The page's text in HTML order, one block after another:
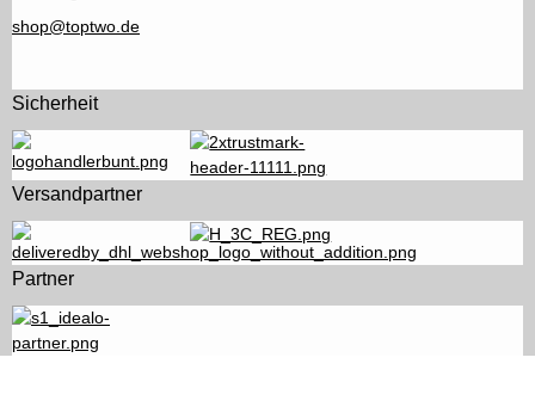
shop@toptwo.de
Sicherheit
Versandpartner
Partner